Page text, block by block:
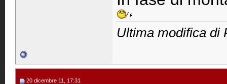
Ultima modifica di
20 dicembre 11, 17:31